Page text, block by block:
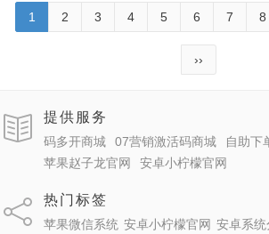
猜拳自定义
1 2 3 4 5 6 7 8
››
提供服务
码多开商城 07营销激活码商城 自助下
苹果赵子龙官网
安卓小柠檬官网
热门标签
苹果微信系统 安卓小柠檬官网 安卓系统